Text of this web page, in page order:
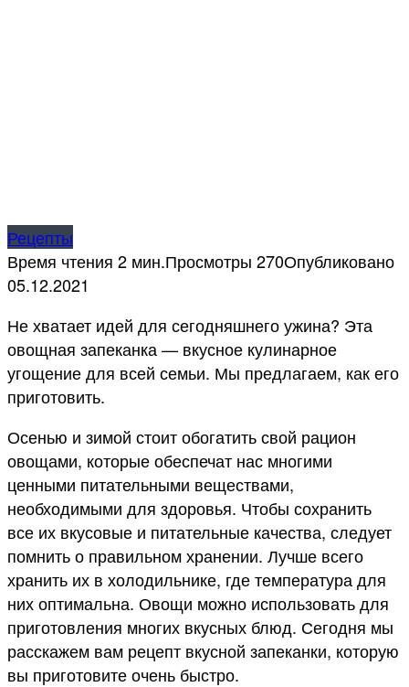
Рецепты
Время чтения 2 мин.Просмотры 270Опубликовано
05.12.2021
Не хватает идей для сегодняшнего ужина? Эта
овощная запеканка — вкусное кулинарное
угощение для всей семьи. Мы предлагаем, как его
приготовить.
Осенью и зимой стоит обогатить свой рацион
овощами, которые обеспечат нас многими
ценными питательными веществами,
необходимыми для здоровья. Чтобы сохранить
все их вкусовые и питательные качества, следует
помнить о правильном хранении. Лучше всего
хранить их в холодильнике, где температура для
них оптимальна. Овощи можно использовать для
приготовления многих вкусных блюд. Сегодня мы
расскажем вам рецепт вкусной запеканки, которую
вы приготовите очень быстро.